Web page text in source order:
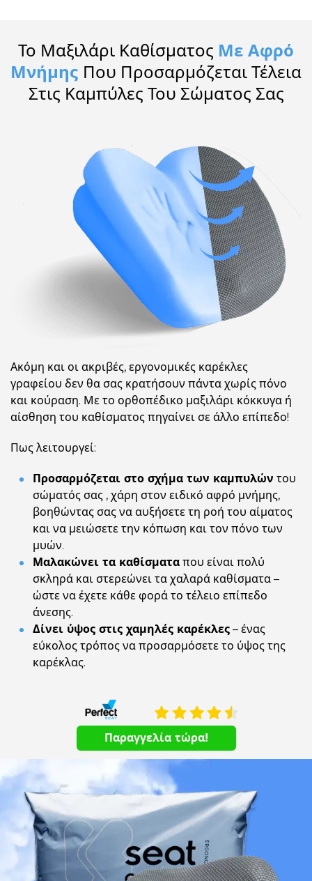
Το Μαξιλάρι Καθίσματος Με Αφρό
Μνήμης Που Προσαρμόζεται Τέλεια
Στις Καμπύλες Του Σώματος Σας
Ακόμη και οι ακριβές, εργονομικές καρέκλες
γραφείου δεν θα σας κρατήσουν πάντα χωρίς πόνο
και κούραση. Με το ορθοπέδικο μαξιλάρι κόκκυγα ή
αίσθηση του καθίσματος πηγαίνει σε άλλο επίπεδο!
Πως λειτουργεί:
Προσαρμόζεται στο σχήμα των καμπυλών του
σώματός σας , χάρη στον ειδικό αφρό μνήμης,
βοηθώντας σας να αυξήσετε τη ροή του αίματος
και να μειώσετε την κόπωση και τον πόνο των
μυών.
Μαλακώνει τα καθίσματα που είναι πολύ
σκληρά και στερεώνει τα χαλαρά καθίσματα –
ώστε να έχετε κάθε φορά το τέλειο επίπεδο
άνεσης.
Δίνει ύψος στις χαμηλές καρέκλες – ένας
εύκολος τρόπος να προσαρμόσετε το ύψος της
καρέκλας.
Παραγγελία τώρα!